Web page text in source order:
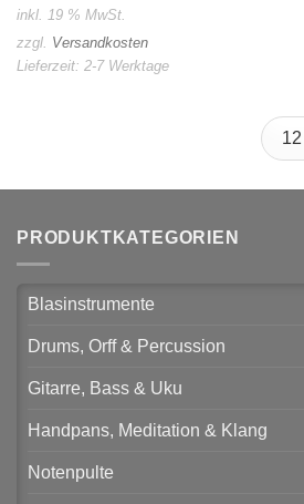
inkl. 19 % MwSt.
zzgl. Versandkosten
Lieferzeit: 2-7 Werktage
PRODUKTKATEGORIEN
Blasinstrumente
Drums, Orff & Percussion
Gitarre, Bass & Uku
Handpans, Meditation & Klang
Notenpulte